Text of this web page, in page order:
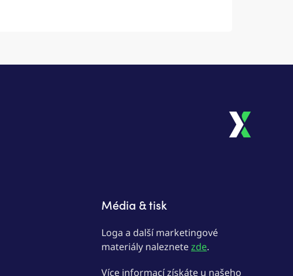
Média & tisk
Loga a další marketingové
materiály naleznetezde.
Více informací získáte u našeho